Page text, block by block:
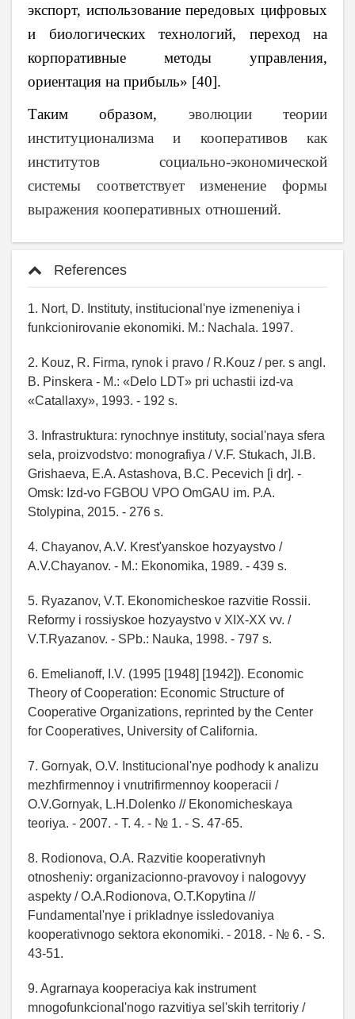
экспорт, использование передовых цифровых
и биологических технологий, переход на
корпоративные методы управления,
ориентация на прибыль» [40].
Таким образом, эволюции теории
институционализма и кооперативов как
институтов социально-экономической
системы соответствует изменение формы
выражения кооперативных отношений.
References
1. Nort, D. Instituty, institucional'nye izmeneniya i
funkcionirovanie ekonomiki. M.: Nachala. 1997.
2. Kouz, R. Firma, rynok i pravo / R.Kouz / per. s angl.
B. Pinskera - M.: «Delo LDT» pri uchastii izd-va
«Catallaxy», 1993. - 192 s.
3. Infrastruktura: rynochnye instituty, social'naya sfera
sela, proizvodstvo: monografiya / V.F. Stukach, JI.B.
Grishaeva, E.A. Astashova, B.C. Pecevich [i dr]. -
Omsk: Izd-vo FGBOU VPO OmGAU im. P.A.
Stolypina, 2015. - 276 s.
4. Chayanov, A.V. Krest'yanskoe hozyaystvo /
A.V.Chayanov. - M.: Ekonomika, 1989. - 439 s.
5. Ryazanov, V.T. Ekonomicheskoe razvitie Rossii.
Reformy i rossiyskoe hozyaystvo v XIX-XX vv. /
V.T.Ryazanov. - SPb.: Nauka, 1998. - 797 s.
6. Emelianoff, I.V. (1995 [1948] [1942]). Economic
Theory of Cooperation: Economic Structure of
Cooperative Organizations, reprinted by the Center
for Cooperatives, University of California.
7. Gornyak, O.V. Institucional'nye podhody k analizu
mezhfirmennoy i vnutrifirmennoy kooperacii /
O.V.Gornyak, L.H.Dolenko // Ekonomicheskaya
teoriya. - 2007. - T. 4. - № 1. - S. 47-65.
8. Rodionova, O.A. Razvitie kooperativnyh
otnosheniy: organizacionno-pravovoy i nalogovyy
aspekty / O.A.Rodionova, O.T.Kopytina //
Fundamental'nye i prikladnye issledovaniya
kooperativnogo sektora ekonomiki. - 2018. - № 6. - S.
43-51.
9. Agrarnaya kooperaciya kak instrument
mnogofunkcional'nogo razvitiya sel'skih territoriy /